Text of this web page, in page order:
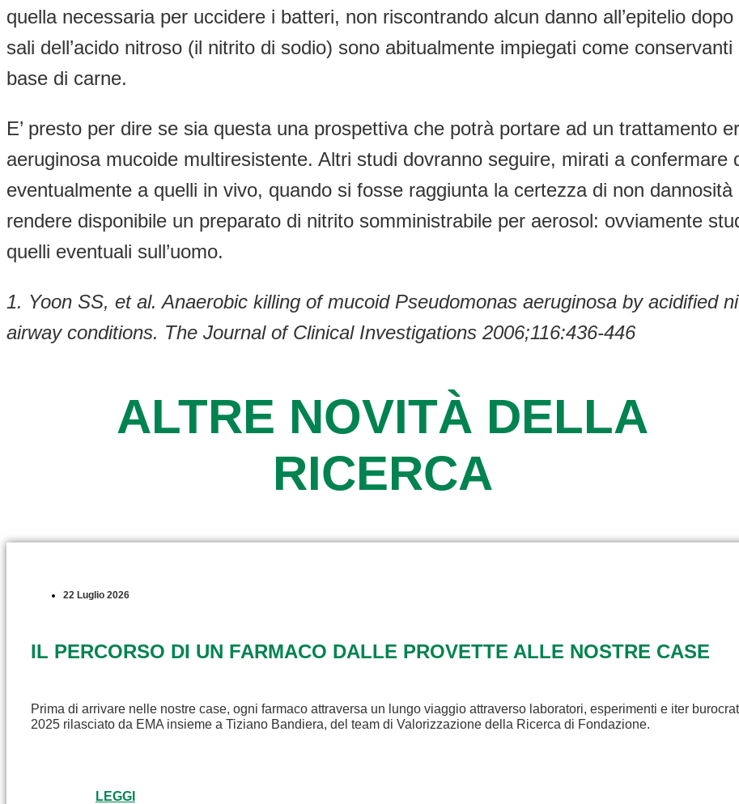
quella necessaria per uccidere i batteri, non riscontrando alcun danno all’epitelio
sali dell’acido nitroso (il nitrito di sodio) sono abitualmente impiegati come
base di carne.
E’ presto per dire se sia questa una prospettiva che potrà portare ad un trattamento
aeruginosa mucoide multiresistente. Altri studi dovranno seguire, mirati a
eventualmente a quelli in vivo, quando si fosse raggiunta la certezza di non dannosità
rendere disponibile un preparato di nitrito somministrabile per aerosol: ovviamente
quelli eventuali sull’uomo.
1. Yoon SS, et al. Anaerobic killing of mucoid Pseudomonas aeruginosa by acidified
airway conditions. The Journal of Clinical Investigations 2006;116:436-446
ALTRE NOVITÀ DELLA
RICERCA
22 Luglio 2026
IL PERCORSO DI UN FARMACO DALLE PROVETTE ALLE NOSTRE CASE
Prima di arrivare nelle nostre case, ogni farmaco attraversa un lungo viaggio attraverso laboratori, esperimenti e iter
2025 rilasciato da EMA insieme a Tiziano Bandiera, del team di Valorizzazione della Ricerca di Fondazione.
LEGGI